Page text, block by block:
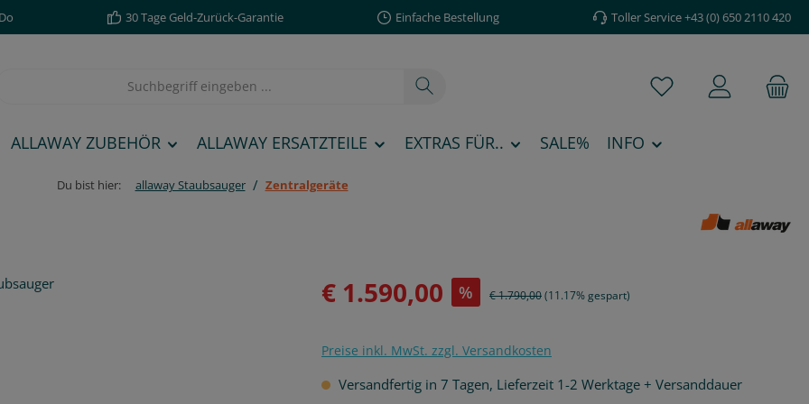
30 Tage Geld-Zurück-Garantie Einfache Bestellung Toller Service +43 (0) 650 2110 420
Du hast 0 Produkte
ALLAWAY ZUBEHÖR ALLAWAY ERSATZTEILE EXTRAS FÜR.. SALE% INFO
Du bist hier: allaway Staubsauger / Zentralgeräte
Verkaufspreis:
€ 1.590,00 % Regulärer Preis:
€ 1.790,00(11.17% gespart)
Preise inkl. MwSt. zzgl. Versandkosten
Versandfertig in 7 Tagen, Lieferzeit 1-2 Werktage + Versanddauer